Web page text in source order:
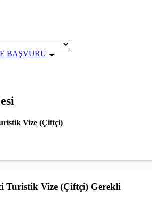
BAŞVURU
Vize (Çiftçi)
Turistik Vize (Çiftçi) Gerekli